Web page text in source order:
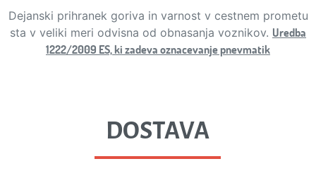
Dejanski prihranek goriva in varnost v cestnem prometu
sta v veliki meri odvisna od obnasanja voznikov. Uredba
1222/2009 ES, ki zadeva oznacevanje pnevmatik
DOSTAVA